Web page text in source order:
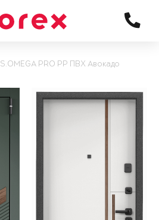
S.OMEGA PRO PP ПВХ Авокадо